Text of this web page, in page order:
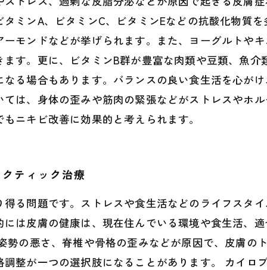
ミンA、ビタミンC、ビタミンEなどの抗酸化物質
モンドなどが挙げられます。また、ヨーグルトや
す。更に、ビタミンB群が豊富な肉類や豆類、魚
る場合もあります。バランスの良い食生活を心が
は、身体の歪みや筋肉の緊張などがストレスやホ
ニキビ改善に効果的と考えられます。
ティック治療
る問題です。ストレスや食生活などのライフスタ
は皮膚の健康は、現在住んでいる環境や食生活、
の悪さ、脊椎や骨格の歪みなどが原因で、皮膚の
整が一つの選択肢になることがあります。 カイロ